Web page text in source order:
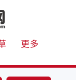
更多